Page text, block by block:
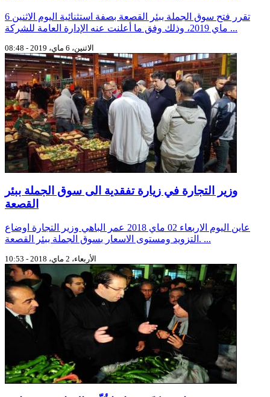
تقرر فتح سوق الجملة ببئر القصعة بصفة استثنائية اليوم الاثنين 6
ماي 2019، وذلك وفق ما أعلنت عنه الإدارة العامة للشركة ...
الاثنين، 6 ماي، 2019 - 08:48
وزير التجارة في زيارة تفقدية الى سوق الجملة ببئر
القصعة
عاين اليوم الاربعاء 02 ماي 2018 عمر الباهي وزير التجارة اوضاع
التزويد ومستوى الاسعار بسوق الجملة ببئر القصعة. ...
الأربعاء، 2 ماي، 2018 - 10:53